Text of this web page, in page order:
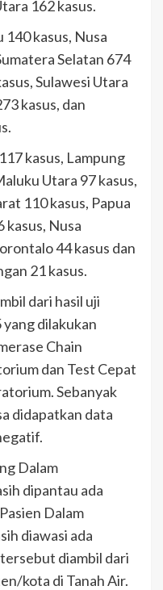
162 kasus.
140 kasus, Nusa
Selatan 674
Sulawesi Utara
kasus, dan
kasus, Lampung
Utara 97 kasus,
110 kasus, Papua
kasus, Nusa
44 kasus dan
21 kasus.
dari hasil uji
dilakukan
Chain
dan Test Cepat
Sebanyak
didapatkan data
Dalam
dipantau ada
Dalam
diawasi ada
diambil dari
kota di Tanah Air.